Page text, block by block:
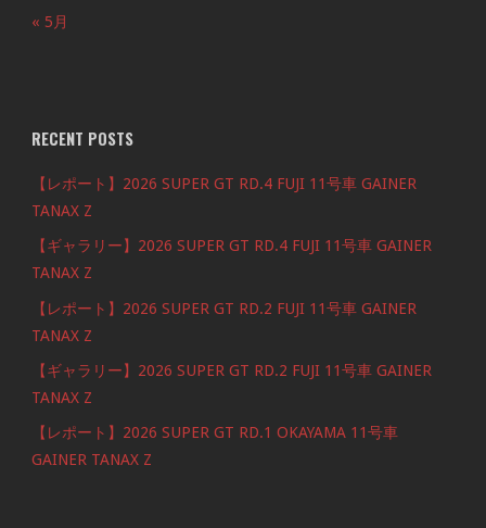
« 5月
RECENT POSTS
【レポート】2026 SUPER GT RD.4 FUJI 11号車 GAINER
TANAX Z
【ギャラリー】2026 SUPER GT RD.4 FUJI 11号車 GAINER
TANAX Z
【レポート】2026 SUPER GT RD.2 FUJI 11号車 GAINER
TANAX Z
【ギャラリー】2026 SUPER GT RD.2 FUJI 11号車 GAINER
TANAX Z
【レポート】2026 SUPER GT RD.1 OKAYAMA 11号車
GAINER TANAX Z